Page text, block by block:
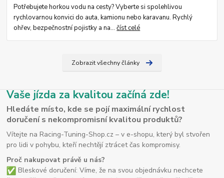
Potřebujete horkou vodu na cesty? Vyberte si spolehlivou
rychlovarnou konvici do auta, kamionu nebo karavanu. Rychlý
ohřev, bezpečnostní pojistky a na...číst celé
Zobrazit všechny články
Vaše jízda za kvalitou začíná zde!
Hledáte místo, kde se pojí maximální rychlost
doručení s nekompromisní kvalitou produktů?
Vítejte na Racing-Tuning-Shop.cz – v e-shopu, který byl stvořen
pro lidi v pohybu, kteří nechtějí ztrácet čas kompromisy.
Proč nakupovat právě u nás?
Bleskové doručení: Víme, že na svou objednávku nechcete